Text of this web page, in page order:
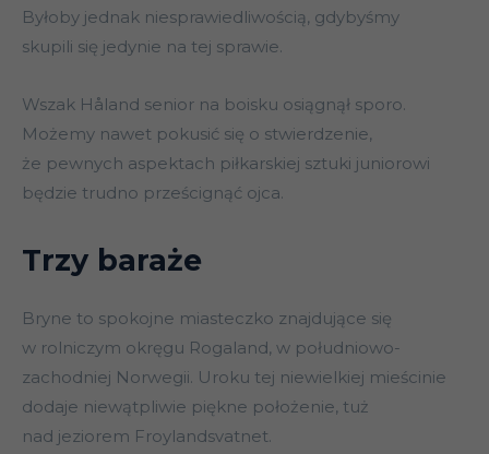
Byłoby jednak niesprawiedliwością, gdybyśmy
skupili się jedynie na tej sprawie.
Wszak Håland senior na boisku osiągnął sporo.
Możemy nawet pokusić się o stwierdzenie,
że pewnych aspektach piłkarskiej sztuki juniorowi
będzie trudno prześcignąć ojca.
Trzy baraże
Bryne to spokojne miasteczko znajdujące się
w rolniczym okręgu Rogaland, w południowo-
zachodniej Norwegii. Uroku tej niewielkiej mieścinie
dodaje niewątpliwie piękne położenie, tuż
nad jeziorem Froylandsvatnet.